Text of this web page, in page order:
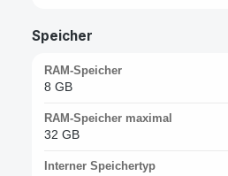
Speicher
RAM-Speicher
8 GB
RAM-Speicher maximal
32 GB
Interner Speichertyp